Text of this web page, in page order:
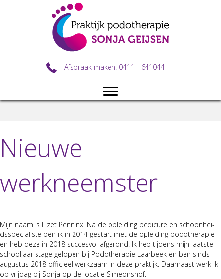
Afspraak maken: 0411 - 641044
Nieuwe
werkneemster
Mijn naam is Lizet Pen­ninx. Na de oplei­d­ing pedi­cure en schoonhei­
dsspe­cial­iste ben ik in 2014 ges­tart met de oplei­d­ing podother­a­pie
en heb deze in 2018 suc­cesvol afgerond. Ik heb tij­dens mijn laat­ste
school­jaar stage gelopen bij Podother­a­pie Laar­beek en ben sinds
augus­tus 2018 offi­cieel werkza­am in deze prak­tijk. Daar­naast werk ik
op vri­jdag bij Son­ja op de locatie Sime­on­shof.